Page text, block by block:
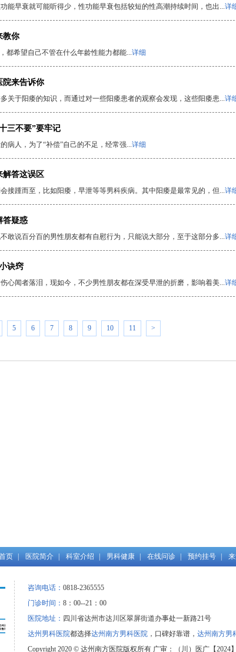
能早衰就可能听得少，性功能早衰包括较短的性高潮持续时间，也出...详
教你
都希望自己不管在什么年龄性能力都能...详细
院来告诉你
关于阳痿的知识，而通过对一些阳痿患者的观察会发现，这些阳痿患...详
三不要”要牢记
病人，为了“补偿”自己的不足，经常强...详细
解答这误区
接踵而至，比如阳痿，早泄等等男科疾病。其中阳痿是最常见的，但...详
答疑惑
敢说百分百的男性朋友都有自慰行为，只能说大部分，至于这部分多...详
诀窍
心闻者落泪，现如今，不少男性朋友都在深受早泄的折磨，影响着美...详
5 6 7 8 9 10 11 >
页
医院简介 科室介绍 男科健康 在线问诊 预约挂号
咨询电话： 0818-2365555
门诊时间： 8：00--21：00
医院地址： 四川省达州市达川区翠屏街道办事处一新路21号
达州男科医院都选择达州南方男科医院 ，口碑好靠谱， 达州南方男
Copyright 2020 © 达州南方医院版权所有 广审：（川）医广【2024